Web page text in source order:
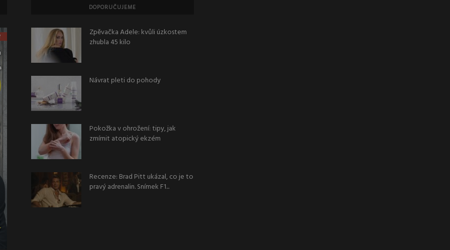
DOPORUČUJEME
Zpěvačka Adele: kvůli úzkostem
zhubla 45 kilo
Návrat pleti do pohody
Pokožka v ohrožení: tipy, jak
zmírnit atopický ekzém
Recenze: Brad Pitt ukázal, co je to
pravý adrenalin. Snímek F1...